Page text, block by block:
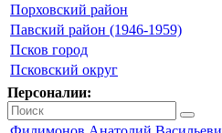
Порховский район
Павский район (1946-1959)
Псков город
Псковский округ
Персоналии: